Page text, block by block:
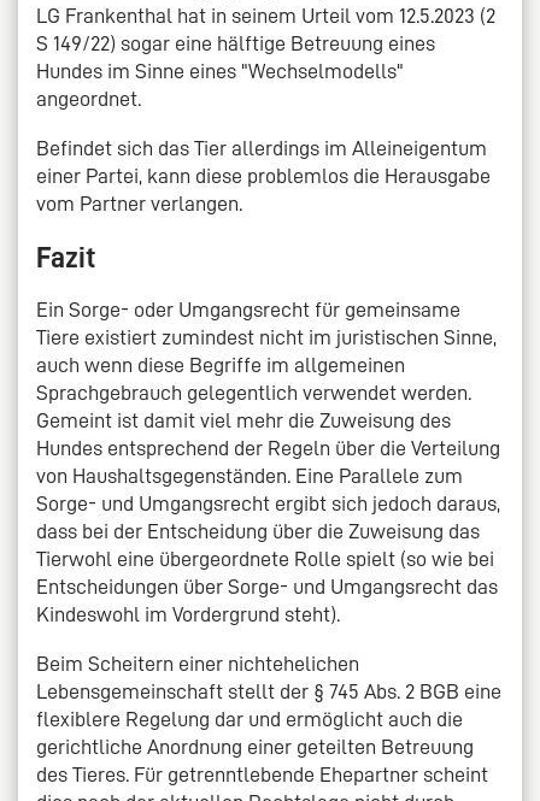
LG Frankenthal hat in seinem Urteil vom 12.5.2023 (2
S 149/22) sogar eine hälftige Betreuung eines
Hundes im Sinne eines "Wechselmodells"
angeordnet.
Befindet sich das Tier allerdings im Alleineigentum
einer Partei, kann diese problemlos die Herausgabe
vom Partner verlangen.
Fazit
Ein Sorge- oder Umgangsrecht für gemeinsame
Tiere existiert zumindest nicht im juristischen Sinne,
auch wenn diese Begriffe im allgemeinen
Sprachgebrauch gelegentlich verwendet werden.
Gemeint ist damit viel mehr die Zuweisung des
Hundes entsprechend der Regeln über die Verteilung
von Haushaltsgegenständen. Eine Parallele zum
Sorge- und Umgangsrecht ergibt sich jedoch daraus,
dass bei der Entscheidung über die Zuweisung das
Tierwohl eine übergeordnete Rolle spielt (so wie bei
Entscheidungen über Sorge- und Umgangsrecht das
Kindeswohl im Vordergrund steht).
Beim Scheitern einer nichtehelichen
Lebensgemeinschaft stellt der § 745 Abs. 2 BGB eine
flexiblere Regelung dar und ermöglicht auch die
gerichtliche Anordnung einer geteilten Betreuung
des Tieres. Für getrenntlebende Ehepartner scheint